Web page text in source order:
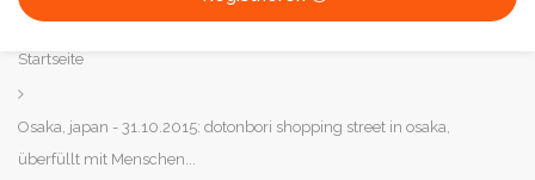
Sie
sind
hier:
Startseite
Osaka, japan - 31.10.2015: dotonbori shopping street in osaka,
überfüllt mit Menschen...